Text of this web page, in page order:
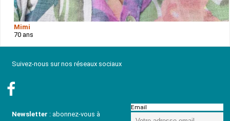
Mimi
70 ans
Suivez-nous sur nos réseaux sociaux
Newsletter : abonnez-vous à
Email